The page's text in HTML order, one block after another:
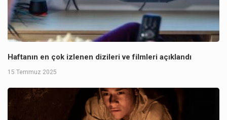
Haftanın en çok izlenen dizileri ve filmleri açıklandı
15 Temmuz 2025